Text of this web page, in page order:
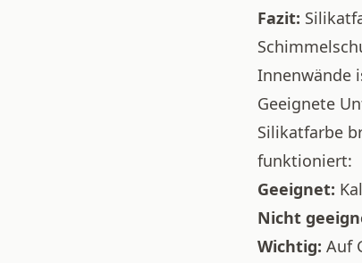
Fazit:
Innenwände
Geeignete
Silikatfarbe
funktioniert:
Geeignet:
Nicht
Wichtig: Auf